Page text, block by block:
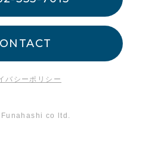
バシーポリシー
co ltd.